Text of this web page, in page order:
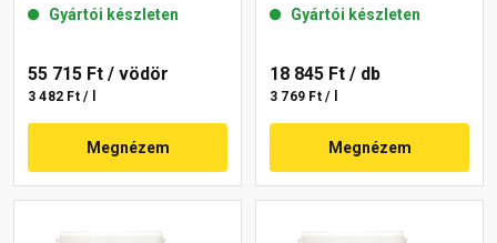
Gyártói készleten
55 715 Ft / vödör
3 482 Ft / l
Megnézem
Gyártói készleten
18 845 Ft / db
3 769 Ft / l
Megnézem